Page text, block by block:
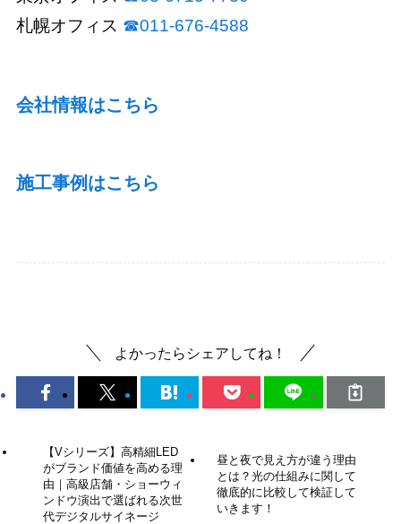
札幌オフィス ☎︎011-676-4588
会社情報はこちら
施工事例はこちら
よかったらシェアしてね！
【Vシリーズ】高精細LED
がブランド価値を高める理
由｜高級店舗・ショーウィ
ンドウ演出で選ばれる次世
代デジタルサイネージ
昼と夜で見え方が違う理由
とは？光の仕組みに関して
徹底的に比較して検証して
いきます！